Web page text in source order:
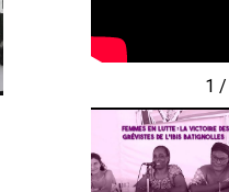
1 /